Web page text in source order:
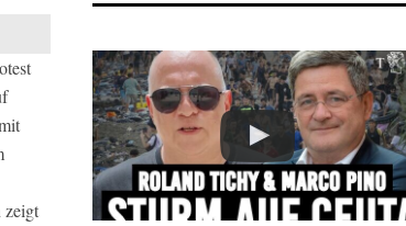
zeigt